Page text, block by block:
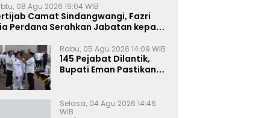
08 Agu 2026 19:04 WIB
Camat Sindangwangi, Fazri
Perdana Serahkan Jabatan kepada
Rabu, 05 Agu 2026 14:09 WIB
145 Pejabat Dilantik,
Bupati Eman Pastikan
Sistem Merit
Selasa, 04 Agu 2026 14:46
WIB